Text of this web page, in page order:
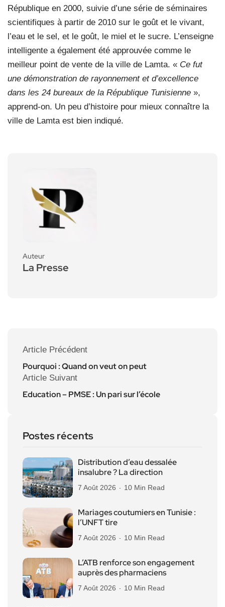
République en 2000, suivie d’une série de séminaires
scientifiques à partir de 2010 sur le goût et le vivant,
l’eau et le sel, et le goût, le miel et le sucre. L’enseigne
intelligente a également été approuvée comme le
meilleur point de vente de la ville de Lamta. « Ce fut
une démonstration de rayonnement et d’excellence
dans les 24 bureaux de la République Tunisienne »,
apprend-on. Un peu d’histoire pour mieux connaître la
ville de Lamta est bien indiqué.
Auteur
La Presse
Article Précédent
Pourquoi : Quand on veut on peut
Article Suivant
Education – PMSE : Un pari sur l’école
Postes récents
Distribution d’eau dessalée
insalubre ? La direction
7 Août 2026 10 Min Read
Mariages coutumiers en Tunisie :
l’UNFT tire
7 Août 2026 10 Min Read
L’ATB renforce son engagement
auprès des pharmaciens
7 Août 2026 10 Min Read